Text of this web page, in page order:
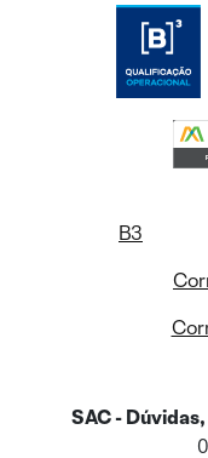
B3
SAC -